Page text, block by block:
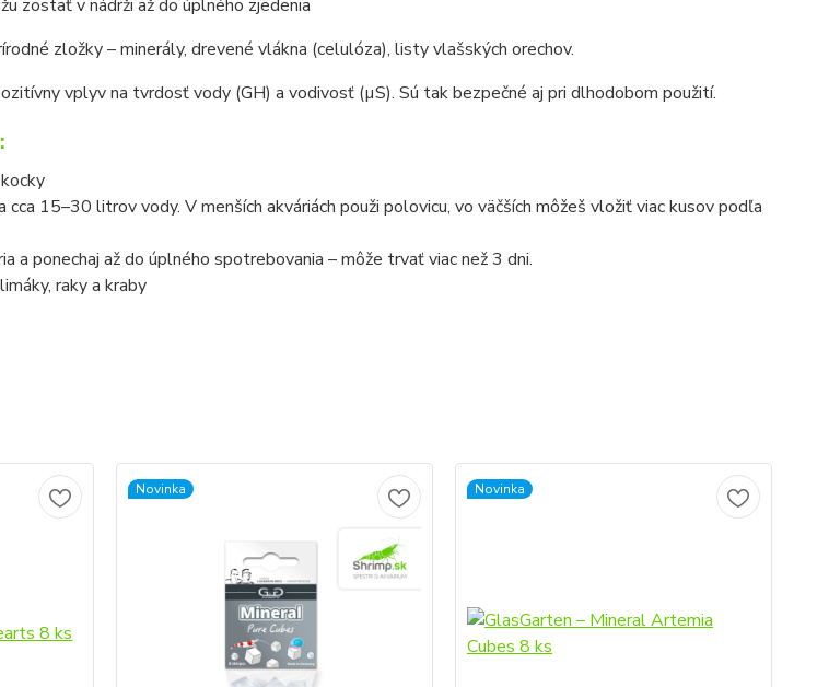
zostať v nádrži až do úplného zjedenia
zložky – minerály, drevené vlákna (celulóza), listy vlašských orechov.
vplyv na tvrdosť vody (GH) a vodivosť (µS). Sú tak bezpečné aj pri dlhodobom použití.
cca 15–30 litrov vody. V menších akváriách použi polovicu, vo väčších môžeš vložiť viac kusov podľa
a ponechaj až do úplného spotrebovania – môže trvať viac než 3 dni.
raky a kraby
Novinka Novinka